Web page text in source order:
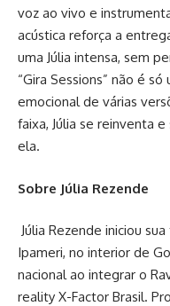
voz ao vivo e
acústica reforça a
uma Júlia intensa, sem
“Gira Sessions” não é
emocional de várias
faixa, Júlia se reinventa
ela.
Sobre Júlia Rezende
Júlia Rezende iniciou
Ipameri, no interior de
nacional ao integrar o
reality X-Factor Brasil.